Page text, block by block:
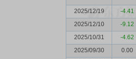
2025/12/19 -4.41
2025/12/10
-9.12
2025/10/31
-4.62
2025/09/30
0.00